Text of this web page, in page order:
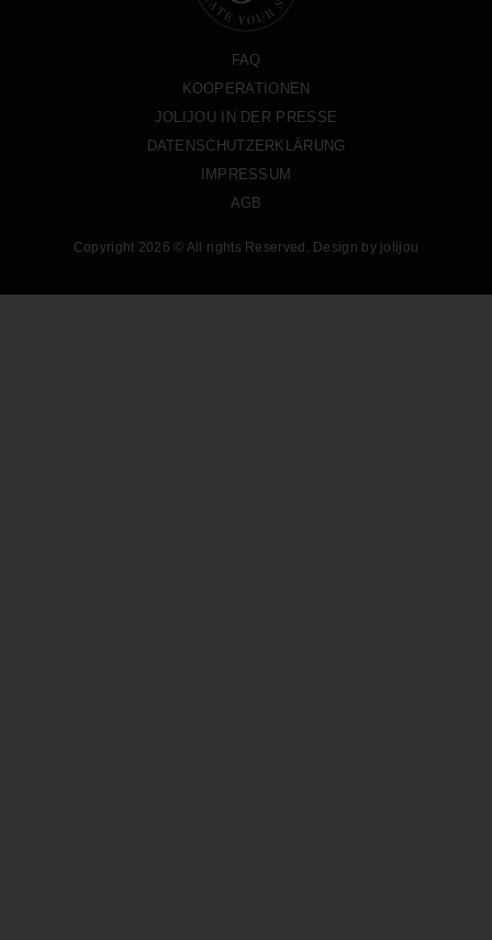
FAQ
KOOPERATIONEN
JOLIJOU IN DER PRESSE
DATENSCHUTZERKLÄRUNG
IMPRESSUM
AGB
Copyright 2026 © All rights Reserved. Design by jolijou